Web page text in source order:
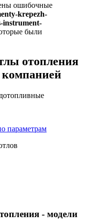
ошибочные
krepezh-
instrument-
были
отопления
параметрам
- модели